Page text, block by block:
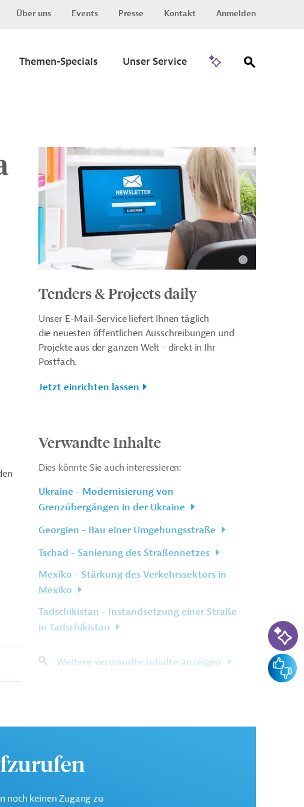
Über uns Events Presse Kontakt Anmelden
Themen-Specials Unser Service
Tenders & Projects daily
Unser E-Mail-Service liefert Ihnen täglich
die neuesten öffentlichen Ausschreibungen und
Projekte aus der ganzen Welt - direkt in Ihr
Postfach.
Jetzt einrichten lassen
Verwandte Inhalte
Dies könnte Sie auch interessieren:
Ukraine - Modernisierung von
Grenzübergängen in der Ukraine
Georgien - Bau einer Umgehungsstraße
Tschad - Sanierung des Straßennetzes
Mexiko - Stärkung des Verkehrssektors in
Mexiko
Tadschikistan - Instandsetzung einer Straße
in Tadschikistan
Weitere verwandte Inhalte anzeigen
noch keinen Zugang zu
KI-